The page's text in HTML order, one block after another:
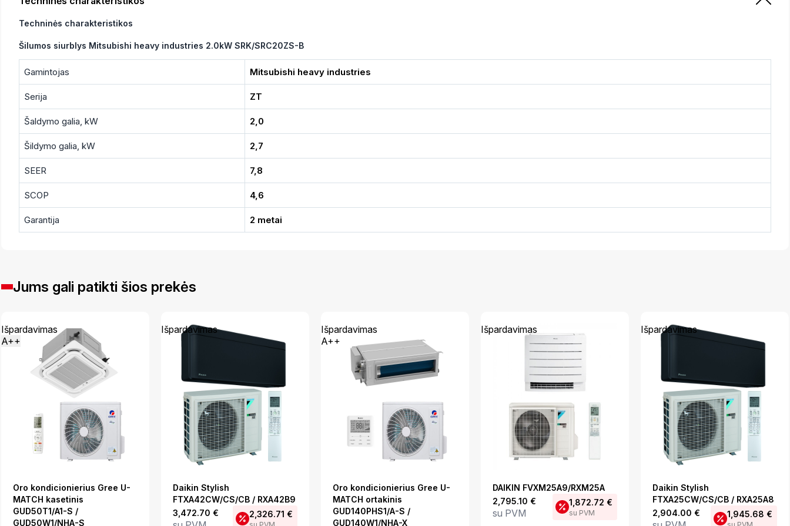
Techninės charakteristikos
Šilumos siurblys Mitsubishi heavy industries 2.0kW SRK/SRC20ZS-B
Gamintojas Mitsubishi heavy industries
Serija ZT
Šaldymo galia, kW 2,0
Šildymo galia, kW 2,7
SEER 7,8
SCOP 4,6
Garantija 2 metai
Jums gali patikti šios prekės
Išpardavimas
A++
Oro kondicionierius Gree U-
MATCH kasetinis
GUD50T1/A1-S /
GUD50W1/NHA-S
Išpardavimas
Daikin Stylish
FTXA42CW/CS/CB / RXA42B9
3,472.70 € 2,326.71 €
Išpardavimas
A++
Oro kondicionierius Gree U-
MATCH ortakinis
GUD140PHS1/A-S /
GUD140W1/NHA-X
Išpardavimas
DAIKIN FVXM25A9/RXM25A
2,795.10 €
su PVM
1,872.72 €
su PVM
Išpardavimas
Daikin Stylish
FTXA25CW/CS/CB / RXA25A8
2,904.00 € 1,945.68 €